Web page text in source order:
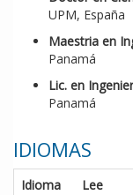
UPM, España
Maestria en
Panamá
Lic. en
Panamá
IDIOMAS
Idioma Lee